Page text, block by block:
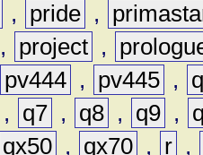
, pride ,
, project ,
pv444 , pv445 ,
, q7 , q8 , q9 ,
qx50 , qx70 , r ,